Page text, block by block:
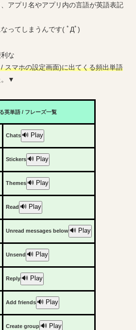
アプリ名やアプリ内の言語が英語表記
ってしまうんです( ﾟДﾟ)
な
スマホの設定画面)に出てくる頻出単語
。▼
英単語 / フレーズ一覧
Chats 🔊 Play
Stickers 🔊 Play
Themes 🔊 Play
Read 🔊 Play
Unread messages below 🔊 Play
Unsend 🔊 Play
Reply 🔊 Play
Add friends 🔊 Play
Create group 🔊 Play